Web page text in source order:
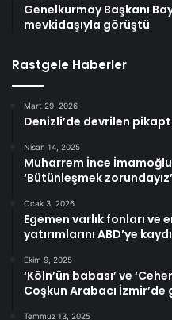
Genelkurmay Başkanı
mevkidaşıyla görüştü
Rastgele Haberler
Mart 29, 2026
Denizli’de devrilen
Nisan 14, 2025
Muharrem İnce
‘Bütünleşmek zorundayız’
Ocak 3, 2026
Egemen varlık fonları ve
yatırımlarını ABD’ye
Ekim 9, 2025
‘Köln’ün babası’ ve
Coşkun Arabacı İzmir’de
Temmuz 13, 2025